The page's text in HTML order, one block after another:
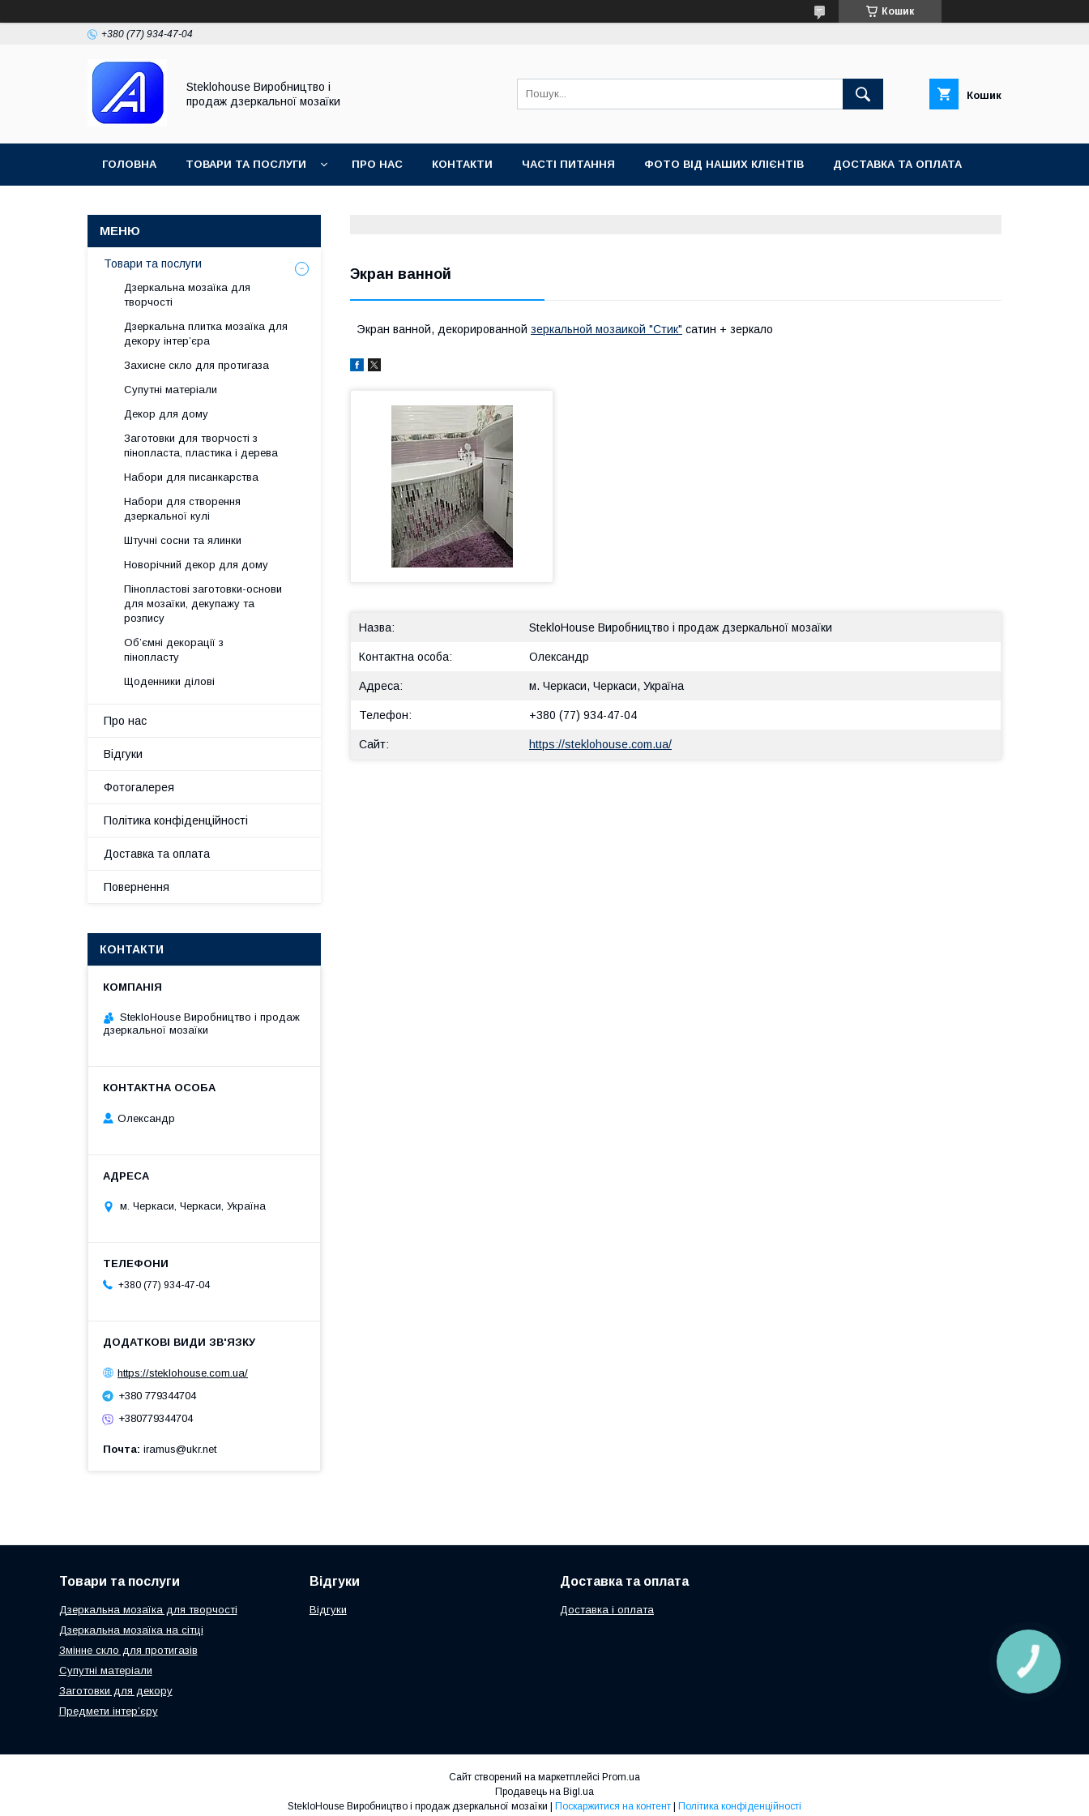
Кошик
+380 (77) 934-47-04
Steklohouse Виробництво і
продаж дзеркальної мозаїки
Кошик
ГОЛОВНА ТОВАРИ ТА ПОСЛУГИ ПРО НАС КОНТАКТИ ЧАСТІ ПИТАННЯ ФОТО ВІД НАШИХ КЛІЄНТІВ ДОСТАВКА ТА ОПЛАТА
Экран ванной
Экран ванной, декорированной зеркальной мозаикой "Стик" сатин + зеркало
StekloHouse Виробництво і продаж дзеркальної мозаїки
Олександр
м. Черкаси, Черкаси, Україна
+380 (77) 934-47-04
https://steklohouse.com.ua/
Товари та послуги
Дзеркальна мозаїка для
творчості
Дзеркальна плитка мозаїка для
декору інтер’єра
Захисне скло для протигаза
Супутні матеріали
Декор для дому
Заготовки для творчості з
пінопласта, пластика і дерева
Набори для писанкарства
Набори для створення
дзеркальної кулі
Штучні сосни та ялинки
Новорічний декор для дому
Пінопластові заготовки-основи
для мозаїки, декупажу та
розпису
Об’ємні декорації з
пінопласту
Щоденники ділові
Про нас
Відгуки
Фотогалерея
Політика конфіденційності
Доставка та оплата
Повернення
КОНТАКТИ
StekloHouse Виробництво і продаж
дзеркальної мозаїки
Олександр
м. Черкаси, Черкаси, Україна
+380 (77) 934-47-04
https://steklohouse.com.ua/
+380 779344704
+380779344704
Почта iramus@ukr.net
Товари та послуги
Дзеркальна мозаїка для творчості
Дзеркальна мозаїка на сітці
Змінне скло для протигазів
Супутні матеріали
Заготовки для декору
Предмети інтер’єру
Відгуки
Відгуки
Доставка та оплата
Доставка і оплата
Сайт створений на маркетплейсі Prom.ua
Продавець на Bigl.ua
StekloHouse Виробництво і продаж дзеркальної мозаїки | Поскаржитися на контент | Політика конфіденційності
КНОПКА
ЗВ'ЯЗКУ